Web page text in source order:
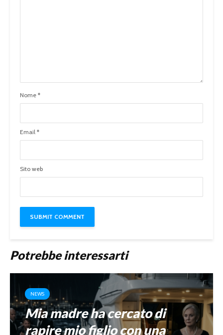
Nome *
Email *
Sito web
Potrebbe interessarti
NEWS
Mia madre ha cercato di
rapire mio figlio con una